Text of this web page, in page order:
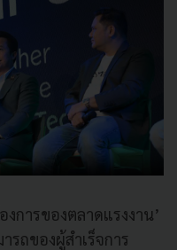
งการของตลาดแรงงาน’
รถของผู้สำเร็จการ